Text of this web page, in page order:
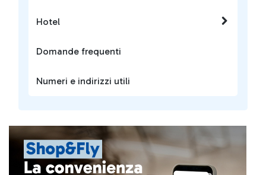
Hotel
Domande frequenti
Numeri e indirizzi utili